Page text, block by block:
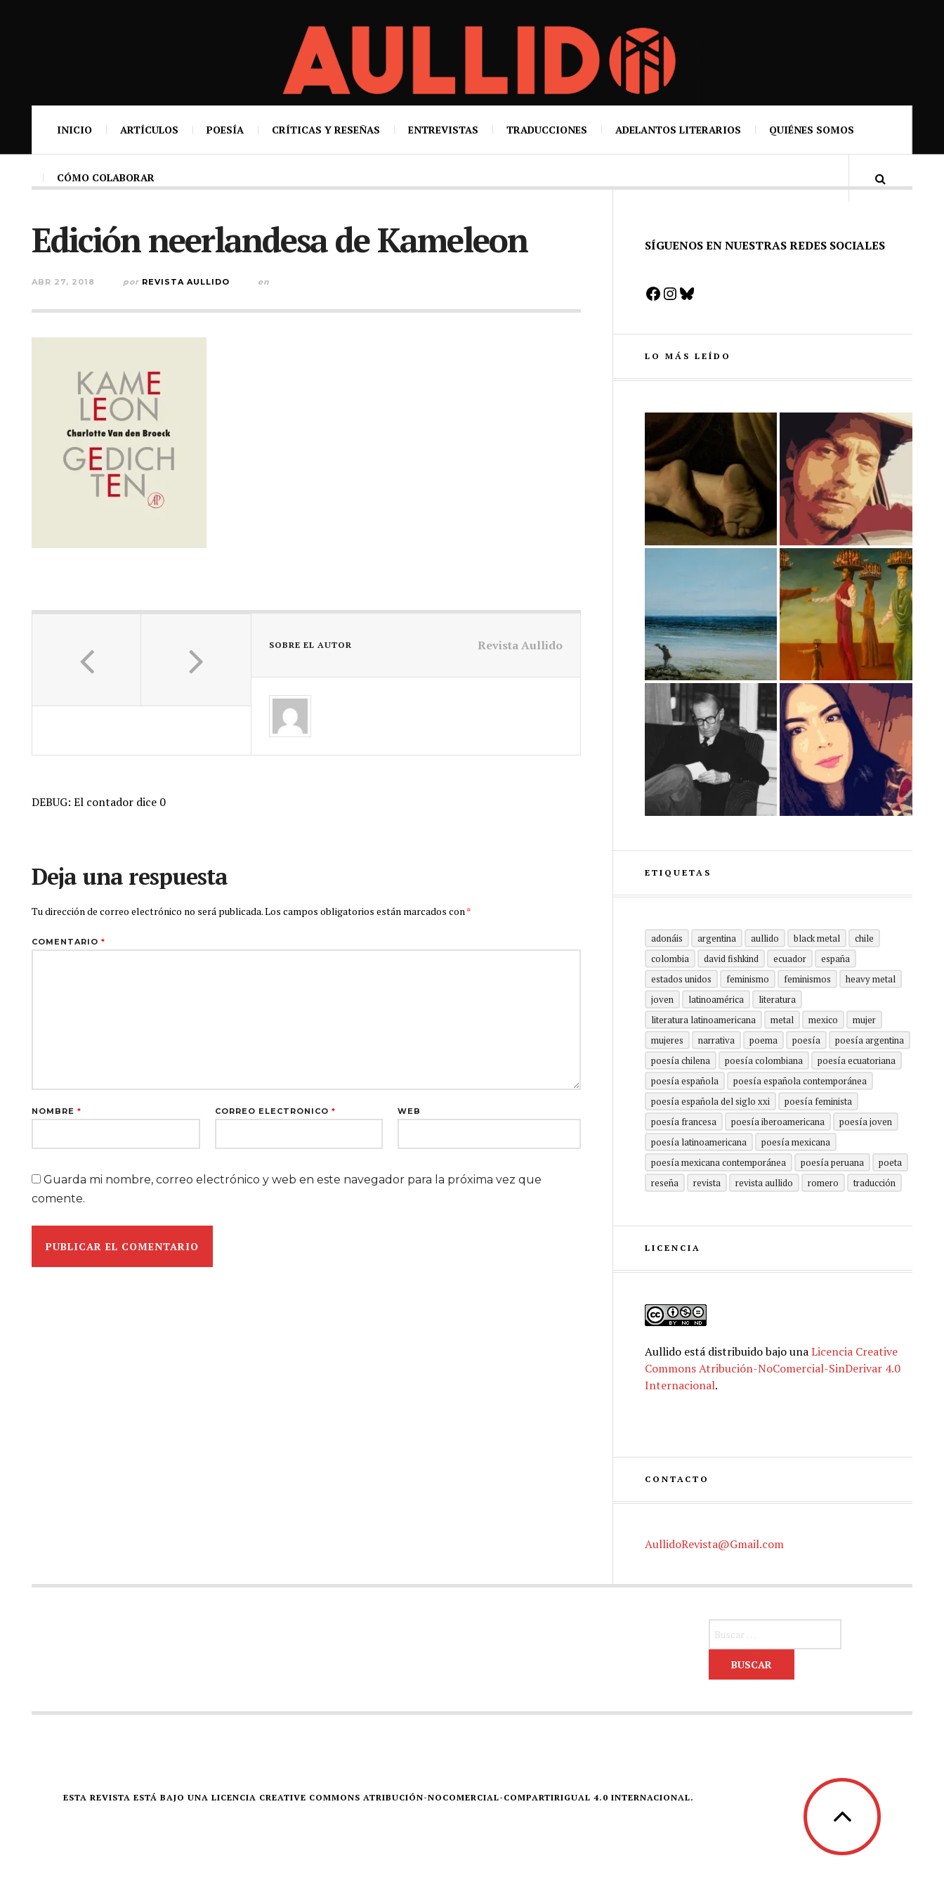
INICIO ARTÍCULOS POESÍA CRÍTICAS Y RESEÑAS ENTREVISTAS TRADUCCIONES ADELANTOS LITERARIOS QUIÉNES SOMOS
CÓMO COLABORAR
Edición neerlandesa de Kameleon
ABR 27, 2018 por REVISTA AULLIDO en
SOBRE EL AUTOR Revista Aullido
DEBUG: El contador dice 0
Deja una respuesta
Tu dirección de correo electrónico no será publicada.Los campos obligatorios están marcados con*
COMENTARIO *
NOMBRE * CORREO ELECTRÓNICO * WEB
Guarda mi nombre, correo electrónico y web en este navegador para la próxima vez que
comente.
SÍGUENOS EN NUESTRAS REDES SOCIALES
Facebook
Instagram
Bluesky
LO MÁS LEÍDO
ETIQUETAS
adonáis argentina aullido black metal
chile
colombia
david fishkind ecuador
españa
estados unidos
feminismo feminismos
heavy metal
joven
latinoamérica
literatura
literatura latinoamericana
metal mexico
mujer
mujeres
narrativa poema poesía
poesía argentina
poesía chilena
poesía colombiana
poesía ecuatoriana
poesía española
poesía española contemporánea
poesía española del siglo xxi
poesía feminista
poesía francesa
poesía iberoamericana
poesía joven
poesía latinoamericana
poesía mexicana
poesía mexicana contemporánea
poesía peruana
poeta
reseña
revista revista aullido romero traducción
LICENCIA
Aullidoestá distribuido bajo unaLicencia Creative
Commons Atribución-NoComercial-SinDerivar 4.0
Internacional.
CONTACTO
AullidoRevista@Gmail.com
ESTA REVISTA ESTÁ BAJO UNA LICENCIA CREATIVE COMMONS ATRIBUCIÓN-NOCOMERCIAL-COMPARTIRIGUAL 4.0 INTERNACIONAL.